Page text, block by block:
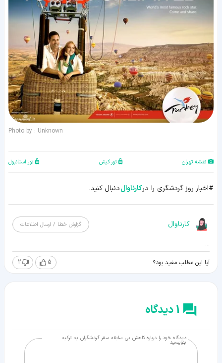
Photo by : Unknown
نقشه تهران تور کیش تور استانبول
#اخبار روز گردشگری را درکارناوالدنبال کنید.
کارناوال گزارش خطا / ارسال اطلاعات
...
آیا این مطلب مفید بود؟ 5
2
1 دیدگاه
دیدگاه خود را درباره کاهش بی سابقه سفر گردشگران به ترکیه
بنویسید